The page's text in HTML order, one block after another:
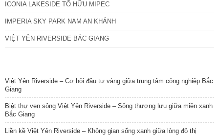
ICONIA LAKESIDE TỐ HỮU MIPEC
IMPERIA SKY PARK NAM AN KHÁNH
VIỆT YÊN RIVERSIDE BẮC GIANG
Việt Yên Riverside – Cơ hội đầu tư vàng giữa trung tâm công nghiệp Bắc
Giang
Biệt thự ven sông Việt Yên Riverside – Sống thượng lưu giữa miền xanh
Bắc Giang
Liền kề Việt Yên Riverside – Không gian sống xanh giữa lòng đô thị